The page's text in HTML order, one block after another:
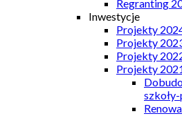
Regranting
Inwestycje
Projekty
Projekty
Projekty
Projekty